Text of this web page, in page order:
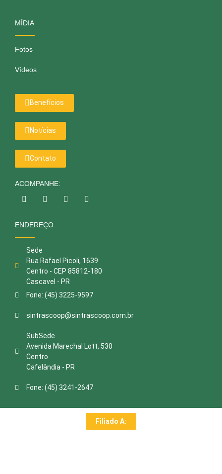
MÍDIA
Fotos
Vídeos
Benefícios
Notícias
Contato
ACOMPANHE:
ENDEREÇO
Sede
Rua Rafael Picoli, 1639
Centro - CEP 85812-180
Cascavel - PR
Fone: (45) 3225-9597
sintrascoop@sintrascoop.com.br
SubSede
Avenida Marechal Lott, 530
Centro
Cafelândia - PR
Fone: (45) 3241-2647
Filiado A: